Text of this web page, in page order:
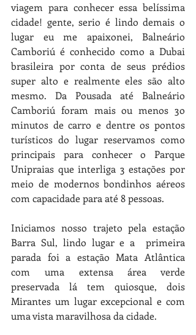
viagem para conhecer essa belíssima
cidade! gente, serio é lindo demais o
lugar eu me apaixonei, Balneário
Camboriú é conhecido como a Dubai
brasileira por conta de seus prédios
super alto e realmente eles são alto
mesmo. Da Pousada até Balneário
Camboriú foram mais ou menos 3o
minutos de carro e dentre os pontos
turísticos do lugar reservamos como
principais para conhecer o Parque
Unipraias que interliga 3 estações por
meio de modernos bondinhos aéreos
com capacidade para até 8 pessoas.
Iniciamos nosso trajeto pela estação
Barra Sul, lindo lugar e a  primeira
parada foi a estação Mata Atlântica
com uma extensa área verde
preservada lá tem quiosque, dois
Mirantes um lugar excepcional e com
uma vista maravilhosa da cidade.